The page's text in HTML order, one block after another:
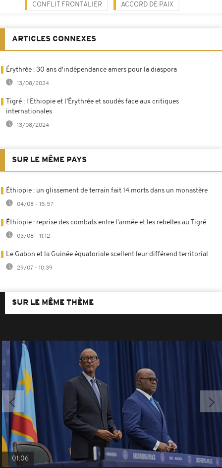
CONFLIT FRONTALIER ACCORD DE PAIX
ARTICLES CONNEXES
Érythrée : 30 ans d'indépendance amers pour la diaspora
13/08/2024
Tigré : l'Ethiopie et l’Érythrée et soudés face aux critiques
internationales
13/08/2024
SUR LE MÊME PAYS
Éthiopie : un glissement de terrain fait 14 morts dans un monastère
04/08 - 15:57
Éthiopie : reprise des combats entre l'armée et les rebelles au Tigré
03/08 - 11:12
Le Gabon et la Guinée équatoriale scellent leur différend territorial
29/07 - 10:39
SUR LE MÊME THÈME
01:06